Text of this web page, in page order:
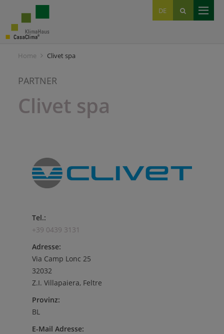
DE
IT
EN
Home Clivet spa
PARTNER
Clivet spa
Tel.:
+39 0439 3131
Adresse:
Via Camp Lonc 25
32032
Z.I. Villapaiera, Feltre
Provinz:
BL
E-Mail Adresse: